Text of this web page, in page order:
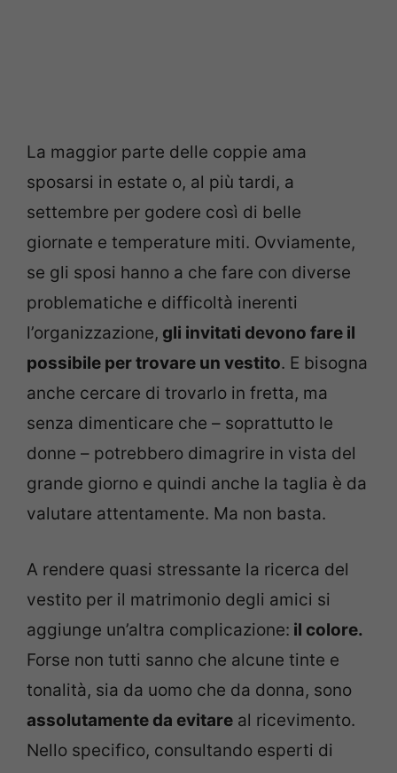
La maggior parte delle coppie ama
sposarsi in estate o, al più tardi, a
settembre per godere così di belle
giornate e temperature miti. Ovviamente,
se gli sposi hanno a che fare con diverse
problematiche e difficoltà inerenti
l’organizzazione, gli invitati devono fare il
possibile per trovare un vestito. E bisogna
anche cercare di trovarlo in fretta, ma
senza dimenticare che – soprattutto le
donne – potrebbero dimagrire in vista del
grande giorno e quindi anche la taglia è da
valutare attentamente. Ma non basta.
A rendere quasi stressante la ricerca del
vestito per il matrimonio degli amici si
aggiunge un’altra complicazione: il colore.
Forse non tutti sanno che alcune tinte e
tonalità, sia da uomo che da donna, sono
assolutamente da evitare al ricevimento.
Nello specifico, consultando esperti di